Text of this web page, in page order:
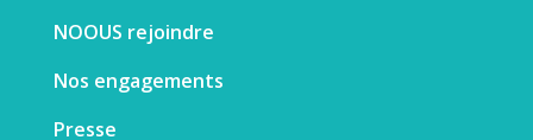
NOOUS rejoindre
Nos engagements
Presse